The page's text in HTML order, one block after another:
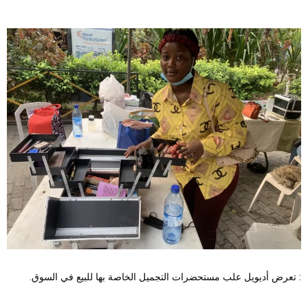
: تعرض أديويل علب مستحضرات التجميل الخاصة بها للبيع في السوق.